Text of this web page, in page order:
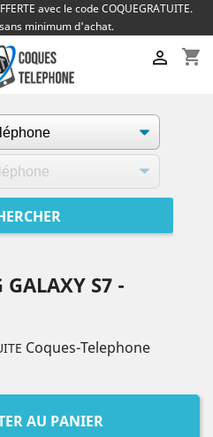
avec le code COQUEGRATUITE.
minimum d'achat.
shopping_cart

GALAXY S7 -
Coques-Telephone
AU PANIER